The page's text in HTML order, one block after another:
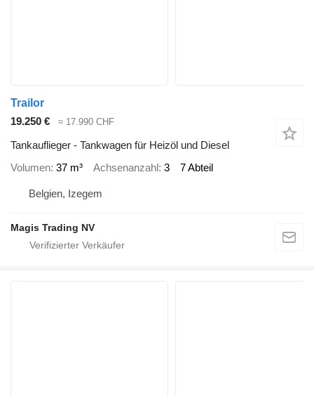
Trailor
19.250 €
≈ 17.990 CHF
Tankauflieger - Tankwagen für Heizöl und Diesel
Volumen 37 m³ Achsenanzahl 3 7 Abteil
Belgien, Izegem
Magis Trading NV